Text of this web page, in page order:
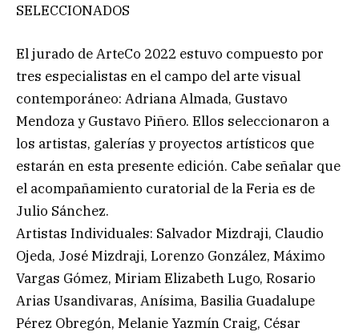
SELECCIONADOS
El jurado de ArteCo 2022 estuvo compuesto por
tres especialistas en el campo del arte visual
contemporáneo: Adriana Almada, Gustavo
Mendoza y Gustavo Piñero. Ellos seleccionaron a
los artistas, galerías y proyectos artísticos que
estarán en esta presente edición. Cabe señalar que
el acompañamiento curatorial de la Feria es de
Julio Sánchez.
Artistas Individuales: Salvador Mizdraji, Claudio
Ojeda, José Mizdraji, Lorenzo González, Máximo
Vargas Gómez, Miriam Elizabeth Lugo, Rosario
Arias Usandivaras, Anísima, Basilia Guadalupe
Pérez Obregón, Melanie Yazmín Craig, César